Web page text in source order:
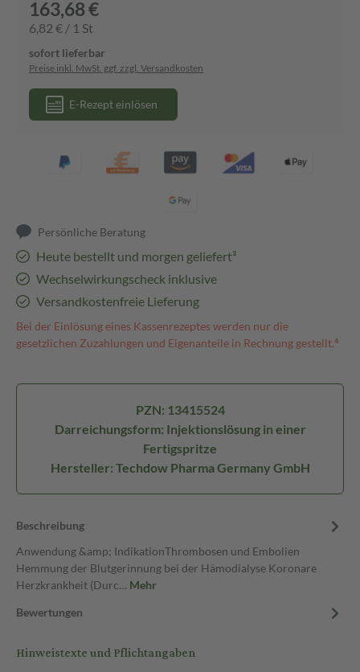
163,68 €
6,82 € / 1 St
sofort lieferbar
Preise inkl. MwSt. ggf. zzgl. Versandkosten
E-Rezept einlösen
Persönliche Beratung
Heute bestellt und morgen geliefert³
Wechselwirkungscheck inklusive
Versandkostenfreie Lieferung
Bei der Einlösung eines Kassenrezeptes werden nur die
gesetzlichen Zuzahlungen und Eigenanteile in Rechnung gestellt.⁴
PZN: 13415524
Darreichungsform: Injektionslösung in einer
Fertigspritze
Hersteller: Techdow Pharma Germany GmbH
Beschreibung
Anwendung &amp; IndikationThrombosen und Embolien
Hemmung der Blutgerinnung bei der Hämodialyse Koronare
Herzkrankheit (Durc… Mehr
Bewertungen
Hinweistexte und Pflichtangaben